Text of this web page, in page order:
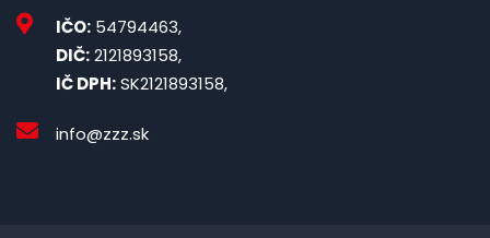
IČO: 54794463,
DIČ:2121893158,
IČ DPH:SK2121893158,
info@zzz.sk